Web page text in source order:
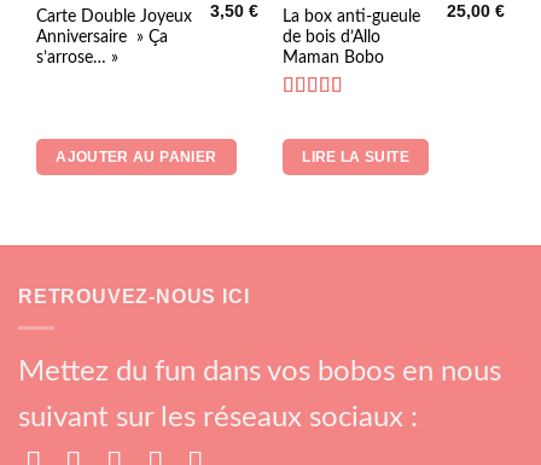
Carte Double Joyeux
Anniversaire » Ça
s’arrose… »
3,50€
AJOUTER AU PANIER
La box anti-gueule
de bois d’Allo
Maman Bobo
25,00€
LIRE LA SUITE
RETROUVEZ-NOUS ICI
Mettez du fun dans vos bobos en nous
suivant sur les réseaux sociaux :